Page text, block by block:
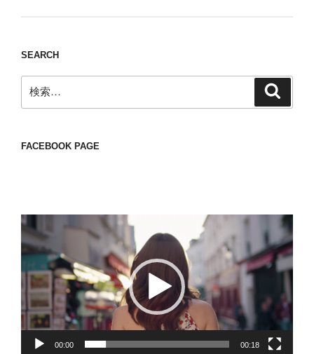
SEARCH
索:
FACEBOOK PAGE
動
画
プ
レ
ー
ヤ
ー
00:00 00:18